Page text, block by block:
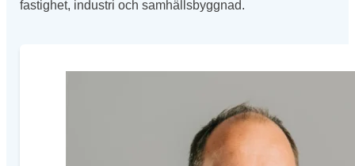
fastighet, industri och samhällsbyggnad.